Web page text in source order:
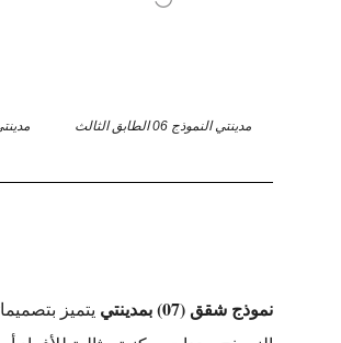
مدينتي النموذج 06 الطابق الثالث مدينتي
نموذج شقق (07) بمدينتي
يتميز